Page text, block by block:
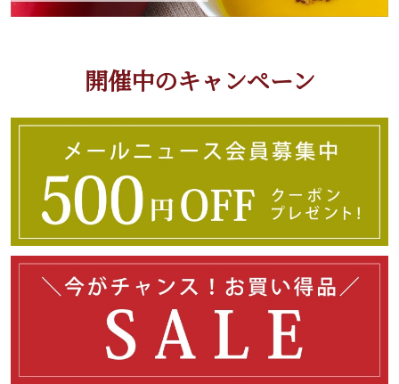
開催中のキャンペーン